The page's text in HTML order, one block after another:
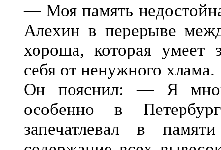
— Моя память
Алехин в перерыве
хороша, которая умеет
себя от ненужного хлама.
Он пояснил: — Я
особенно в
запечатлевал в